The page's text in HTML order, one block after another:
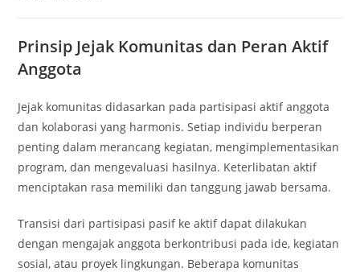
Prinsip Jejak Komunitas dan Peran Aktif
Anggota
Jejak komunitas didasarkan pada partisipasi aktif anggota
dan kolaborasi yang harmonis. Setiap individu berperan
penting dalam merancang kegiatan, mengimplementasikan
program, dan mengevaluasi hasilnya. Keterlibatan aktif
menciptakan rasa memiliki dan tanggung jawab bersama.
Transisi dari partisipasi pasif ke aktif dapat dilakukan
dengan mengajak anggota berkontribusi pada ide, kegiatan
sosial, atau proyek lingkungan. Beberapa komunitas